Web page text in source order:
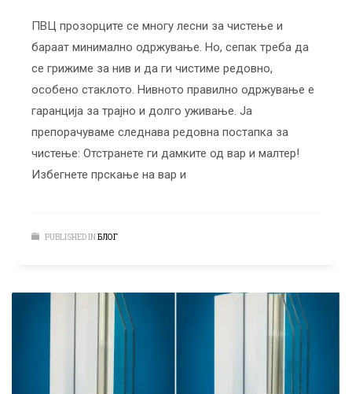
ПВЦ прозорците се многу лесни за чистење и
бараат минимално одржување. Но, сепак треба да
се грижиме за нив и да ги чистиме редовно,
особено стаклото. Нивното правилно одржување е
гаранција за трајно и долго уживање. Ја
препорачуваме следнава редовна постапка за
чистење: Отстранете ги дамките од вар и малтер!
Избегнете прскање на вар и
PUBLISHED INБЛОГ